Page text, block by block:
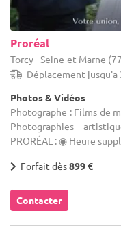
Proréal
Torcy - Seine-et-Marne
Déplacement jusqu'a
Photos & Vidéos
Photographe : Films de
Photographies
PRORÉAL : ◉ Heure
Forfait dès899 €
Contacter